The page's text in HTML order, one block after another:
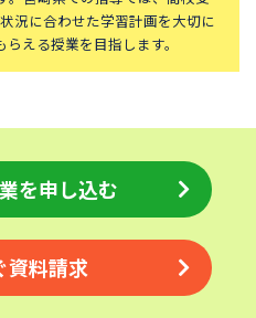
國學院大學久我山中学校
山脇学園中学校
桐蔭学園中等教育学校
細田学園中学校
況に合わせた学習計画を大切に
える授業を目指します。
を申し込む
資料請求